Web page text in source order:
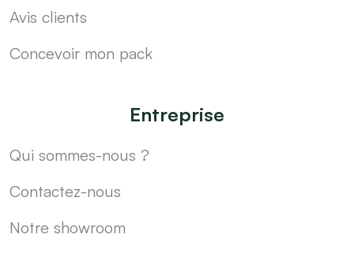
Avis clients
Concevoir mon pack
Entreprise
Qui sommes-nous ?
Contactez-nous
Notre showroom